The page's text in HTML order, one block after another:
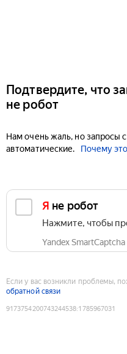
Подтвердите, что
не робот
Нам очень жаль, но запросы
автоматические.
Почему
Я не робот
Нажмите, чтобы
Yandex SmartCaptcha
Если у вас возникли проблемы,
обратной связи
9173754200743244538:1785967031